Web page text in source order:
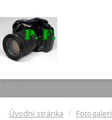
Úvodní stránka